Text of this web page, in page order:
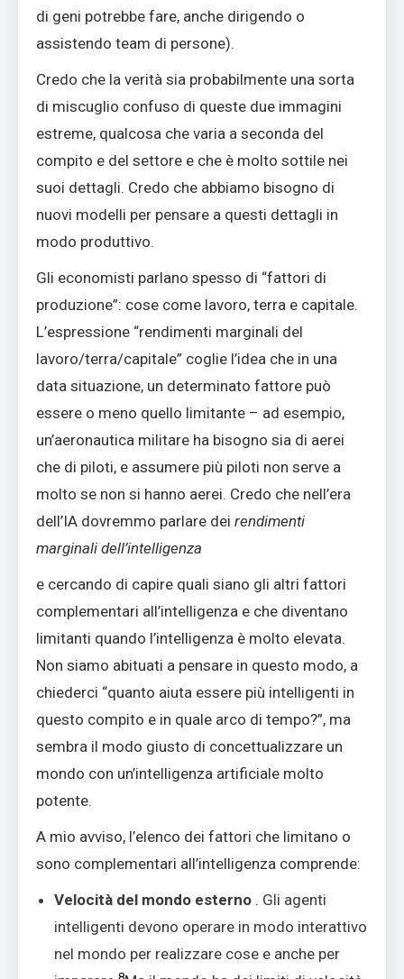
di geni potrebbe fare, anche dirigendo o
assistendo team di persone).
Credo che la verità sia probabilmente una sorta
di miscuglio confuso di queste due immagini
estreme, qualcosa che varia a seconda del
compito e del settore e che è molto sottile nei
suoi dettagli. Credo che abbiamo bisogno di
nuovi modelli per pensare a questi dettagli in
modo produttivo.
Gli economisti parlano spesso di “fattori di
produzione”: cose come lavoro, terra e capitale.
L’espressione “rendimenti marginali del
lavoro/terra/capitale” coglie l’idea che in una
data situazione, un determinato fattore può
essere o meno quello limitante – ad esempio,
un’aeronautica militare ha bisogno sia di aerei
che di piloti, e assumere più piloti non serve a
molto se non si hanno aerei. Credo che nell’era
dell’IA dovremmo parlare dei rendimenti
marginali dell’intelligenza
e cercando di capire quali siano gli altri fattori
complementari all’intelligenza e che diventano
limitanti quando l’intelligenza è molto elevata.
Non siamo abituati a pensare in questo modo, a
chiederci “quanto aiuta essere più intelligenti in
questo compito e in quale arco di tempo?”, ma
sembra il modo giusto di concettualizzare un
mondo con un’intelligenza artificiale molto
potente.
A mio avviso, l’elenco dei fattori che limitano o
sono complementari all’intelligenza comprende:
Velocità del mondo esterno . Gli agenti
intelligenti devono operare in modo interattivo
nel mondo per realizzare cose e anche per